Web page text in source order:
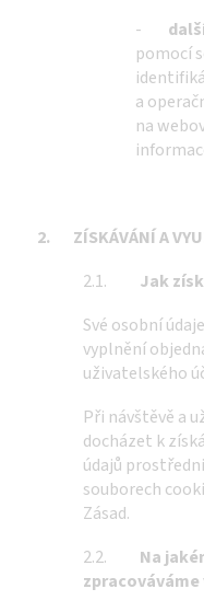
-
pomocí
a
na
2. ZÍSKÁVÁNÍ A
2.1. Jak
Své osobní
vyplnění
uživatelského
Při návštěvě a
docházet k
údajů
souborech
Zásad.
2.2. Na
zpracováváme